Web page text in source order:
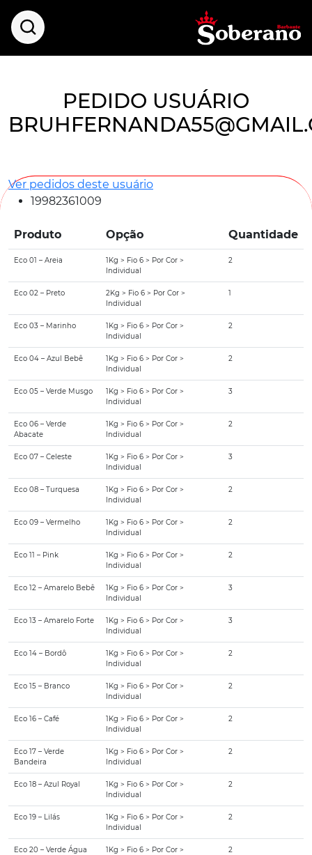
PEDIDO USUÁRIO
Ver pedidos deste usuário
19982361009
Produto Opção Quantidade
Eco 01 – Areia
1Kg > Fio 6 > Por Cor >
Individual
2
Eco 02 – Preto
2Kg > Fio 6 > Por Cor >
Individual
1
Eco 03 – Marinho
1Kg > Fio 6 > Por Cor >
Individual
2
Eco 04 – Azul Bebê
1Kg > Fio 6 > Por Cor >
Individual
2
Eco 05 – Verde Musgo
1Kg > Fio 6 > Por Cor >
Individual
3
Eco 06 – Verde
Abacate
1Kg > Fio 6 > Por Cor >
Individual
2
Eco 07 – Celeste
1Kg > Fio 6 > Por Cor >
Individual
3
Eco 08 – Turquesa
1Kg > Fio 6 > Por Cor >
Individual
2
Eco 09 – Vermelho
1Kg > Fio 6 > Por Cor >
Individual
2
Eco 11 – Pink
1Kg > Fio 6 > Por Cor >
Individual
2
Eco 12 – Amarelo Bebê
1Kg > Fio 6 > Por Cor >
Individual
3
Eco 13 – Amarelo Forte
1Kg > Fio 6 > Por Cor >
Individual
3
Eco 14 – Bordô
1Kg > Fio 6 > Por Cor >
Individual
2
Eco 15 – Branco
1Kg > Fio 6 > Por Cor >
Individual
2
Eco 16 – Café
1Kg > Fio 6 > Por Cor >
Individual
2
Eco 17 – Verde
Bandeira
1Kg > Fio 6 > Por Cor >
Individual
2
Eco 18 – Azul Royal
1Kg > Fio 6 > Por Cor >
Individual
2
Eco 19 – Lilás
1Kg > Fio 6 > Por Cor >
Individual
2
Eco 20 – Verde Água
1Kg > Fio 6 > Por Cor >
2